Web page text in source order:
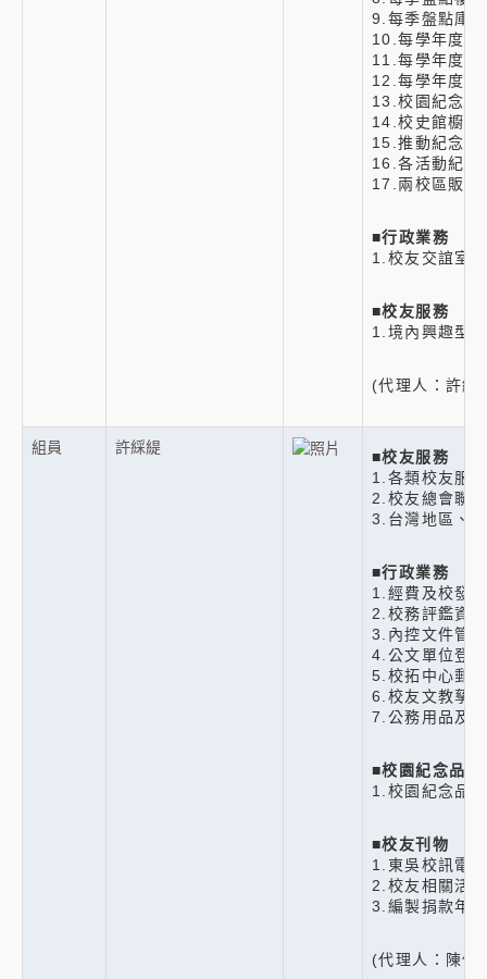
9.每季盤點庫
10.每學年度公
11.每學年度校
12.每學年度紀
13.校園紀念品
14.校史館櫥窗
15.推動紀念品
16.各活動紀念
17.兩校區販售
■行政業務
1.校友交誼室
■校友服務
1.境內興趣型
(代理人：許綵
組員 許綵緹
■校友服務
1.各類校友服
2.校友總會聯
3.台灣地區、
■行政業務
1.經費及校發
2.校務評鑑資
3.內控文件管
4.公文單位登
5.校拓中心郵
6.校友文教孳
7.公務用品及
■校園紀念品
1.校園紀念品
■校友刊物
1.東吳校訊電
2.校友相關活
3.編製捐款年
(代理人：陳伊